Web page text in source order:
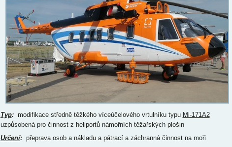
Typ:modifikace středně těžkého víceúčelového vrtulníku typu Mi-171A2
uzpůsobená pro činnost z heliportů námořních těžařských plošin
Určení:přeprava osob a nákladu a pátrací a záchranná činnost na moři